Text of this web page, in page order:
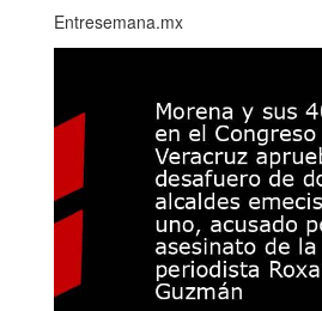
Entresemana.mx